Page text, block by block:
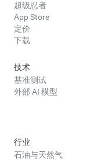
超级忍者
App Store
定价
下载
技术
基准测试
外部 AI 模型
行业
石油与天然气